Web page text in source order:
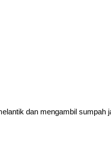
dan mengambil